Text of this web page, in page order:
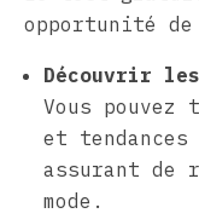
opportunité
Découvrir
Vous
et
assurant de
mode.